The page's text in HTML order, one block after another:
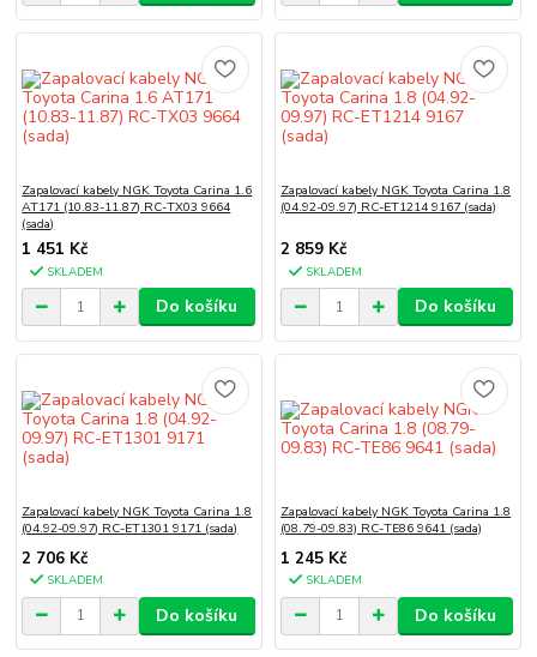
Zapalovací kabely NGK Toyota Carina 1.6
AT171 (10.83-11.87) RC-TX03 9664
(sada)
1 451 Kč
SKLADEM
Do košíku
Zapalovací kabely NGK Toyota Carina 1.8
(04.92-09.97) RC-ET1214 9167 (sada)
2 859 Kč
SKLADEM
Do košíku
Zapalovací kabely NGK Toyota Carina 1.8
(04.92-09.97) RC-ET1301 9171 (sada)
2 706 Kč
SKLADEM
Do košíku
Zapalovací kabely NGK Toyota Carina 1.8
(08.79-09.83) RC-TE86 9641 (sada)
1 245 Kč
SKLADEM
Do košíku